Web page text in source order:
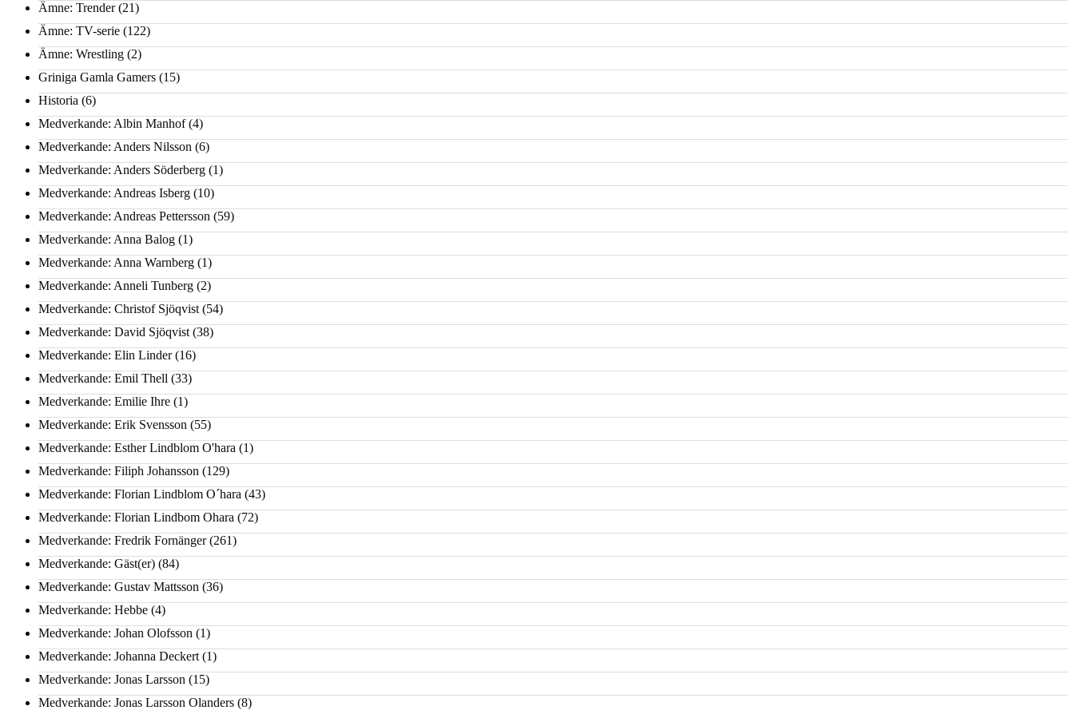
Ämne: Trender(21)
Ämne: TV-serie (122)
Ämne: Wrestling (2)
Griniga Gamla Gamers (15)
Historia (6)
Medverkande: Albin Manhof(4)
Medverkande: Anders Nilsson (6)
Medverkande: Anders Söderberg (1)
Medverkande: Andreas Isberg (10)
Medverkande: Andreas Pettersson (59)
Medverkande: Anna Balog (1)
Medverkande: Anna Warnberg (1)
Medverkande: Anneli Tunberg (2)
Medverkande: Christof Sjöqvist (54)
Medverkande: David Sjöqvist (38)
Medverkande: Elin Linder(16)
Medverkande: Emil Thell (33)
Medverkande: Emilie Ihre (1)
Medverkande: Erik Svensson (55)
Medverkande: Esther Lindblom O'hara (1)
Medverkande: Filiph Johansson (129)
Medverkande: Florian Lindblom O´hara (43)
Medverkande: Florian Lindbom Ohara (72)
Medverkande: Fredrik Fornänger(261)
Medverkande: Gäst(er) (84)
Medverkande: Gustav Mattsson (36)
Medverkande: Hebbe (4)
Medverkande: Johan Olofsson (1)
Medverkande: Johanna Deckert (1)
Medverkande: Jonas Larsson (15)
Medverkande: Jonas Larsson Olanders (8)